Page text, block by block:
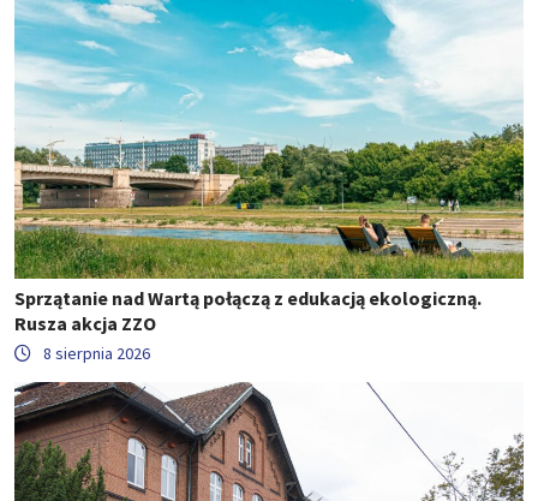
Sprzątanie nad Wartą połączą z edukacją ekologiczną.
Rusza akcja ZZO
8 sierpnia 2026